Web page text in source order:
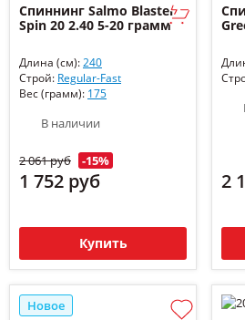
Спиннинг Salmo Blaster
Spin 20 2.40 5-20 грамм
Длина (см):240
Строй: Regular-Fast
Вес (грамм): 175
В наличии
2 061 руб -15%
1 752 руб
Купить
2
Новое